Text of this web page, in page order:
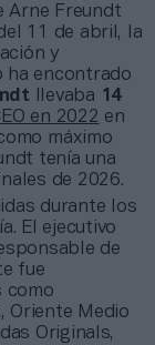
Arne Freundt
11 de abril, la
y
ha encontrado
llevaba 14
en 2022 en
máximo
tenía una
de 2026.
durante los
El ejecutivo
de
fue
como
Oriente Medio
Originals,